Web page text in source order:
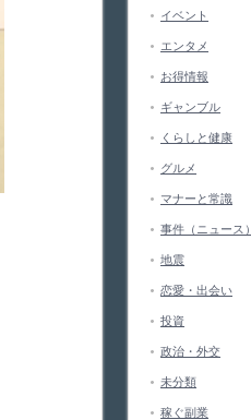
イベント
エンタメ
お得情報
ギャンブル
くらしと健康
グルメ
マナーと常識
事件（ニュース）
地震
恋愛・出会い
投資
政治・外交
未分類
稼ぐ副業